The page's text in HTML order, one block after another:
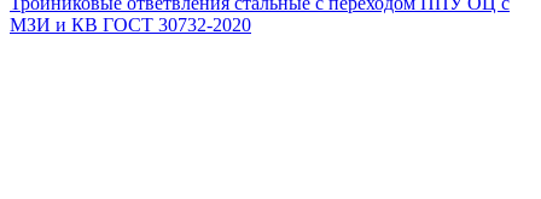
МЗИ и КВ ГОСТ 30732-2020